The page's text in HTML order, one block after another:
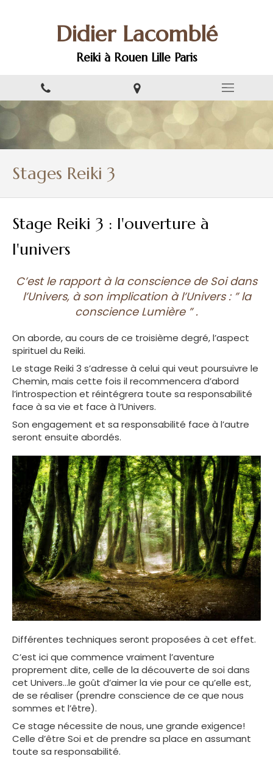
Didier Lacomblé
Reiki à Rouen Lille Paris
Stages Reiki 3
Stage Reiki 3 : l'ouverture à
l'univers
C’est le rapport à la conscience de Soi dans
l’Univers, à son implication à l’Univers : ” la
conscience Lumière ” .
On aborde, au cours de ce troisième degré, l’aspect
spirituel du Reiki.
Le stage Reiki 3 s’adresse à celui qui veut poursuivre le
Chemin, mais cette fois il recommencera d’abord
l’introspection et réintégrera toute sa responsabilité
face à sa vie et face à l’Univers.
Son engagement et sa responsabilité face à l’autre
seront ensuite abordés.
Différentes techniques seront proposées à cet effet.
C’est ici que commence vraiment l’aventure
proprement dite, celle de la découverte de soi dans
cet Univers…le goût d’aimer la vie pour ce qu’elle est,
de se réaliser (prendre conscience de ce que nous
sommes et l’être).
Ce stage nécessite de nous, une grande exigence!
Celle d’être Soi et de prendre sa place en assumant
toute sa responsabilité.